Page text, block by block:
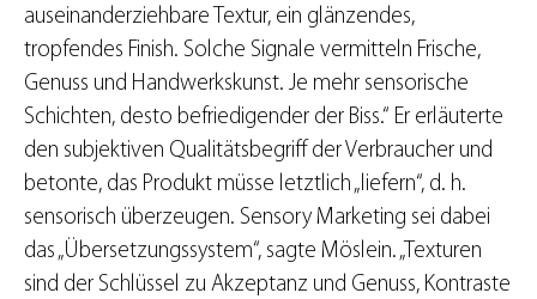
auseinanderziehbare Textur, ein glänzendes,
tropfendes Finish. Solche Signale vermitteln Frische,
Genuss und Handwerkskunst. Je mehr sensorische
Schichten, desto befriedigender der Biss.“ Er erläuterte
den subjektiven Qualitätsbegriff der Verbraucher und
betonte, das Produkt müsse letztlich „liefern“, d. h.
sensorisch überzeugen. Sensory Marketing sei dabei
das „Übersetzungssystem“, sagte Möslein. „Texturen
sind der Schlüssel zu Akzeptanz und Genuss, Kontraste